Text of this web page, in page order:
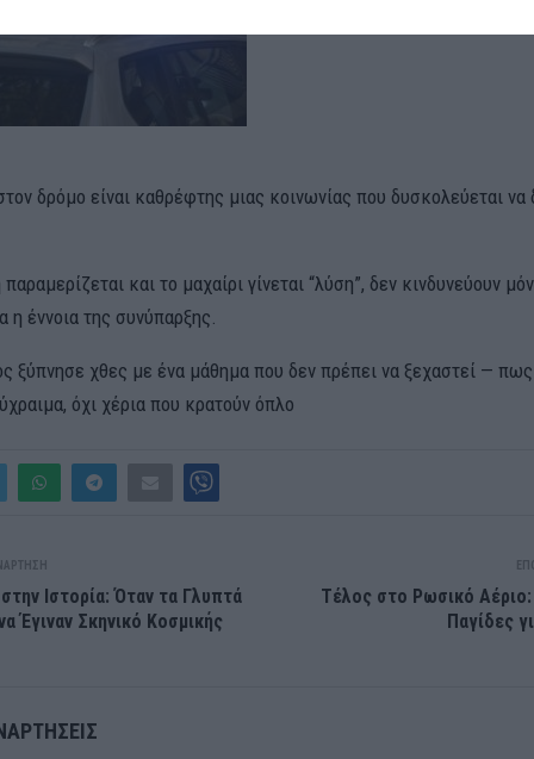
δρόμο είναι καθρέφτης μιας κοινωνίας που δυσκολεύεται να
και το μαχαίρι γίνεται “λύση”, δεν κινδυνεύουν
η έννοια της συνύπαρξης.
ξύπνησε χθες με ένα μάθημα που δεν πρέπει να ξεχαστεί — πως
όχι χέρια που κρατούν όπλο
Ιστορία: Όταν τα Γλυπτά
Έγιναν Σκηνικό Κοσμικής
Τέλος στο Ρωσικό Αέριο:
Παγίδες